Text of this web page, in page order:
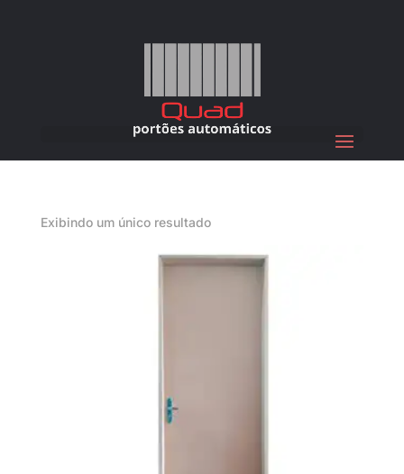
Exibindo um único resultado